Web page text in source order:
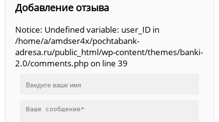
Добавление отзыва
Notice: Undefined variable: user_ID in
/home/a/amdser4x/pochtabank-
adresa.ru/public_html/wp-content/themes/banki-
2.0/comments.php on line 39